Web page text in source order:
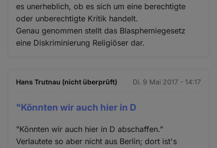
es unerheblich, ob es sich um eine berechtigte
oder unberechtigte Kritik handelt.
Genau genommen stellt das Blasphemiegesetz
eine Diskriminierung Religiöser dar.
Hans Trutnau (nicht überprüft) Di. 9 Mai 2017 - 14:17
"Könnten wir auch hier in D
"Könnten wir auch hier in D abschaffen."
Verlautete so aber nicht aus Berlin; dort ist's